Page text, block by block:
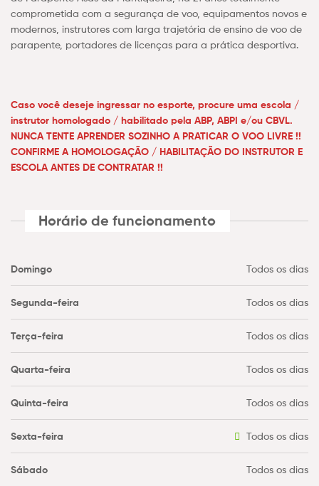
comprometida com a segurança de voo, equipamentos novos e
modernos, instrutores com larga trajetória de ensino de voo de
parapente, portadores de licenças para a prática desportiva.
Caso você deseje ingressar no esporte, procure uma escola /
instrutor homologado / habilitado pela ABP, ABPI e/ou CBVL.
NUNCA TENTE APRENDER SOZINHO A PRATICAR O VOO LIVRE !!
CONFIRME A HOMOLOGAÇÃO / HABILITAÇÃO DO INSTRUTOR E
ESCOLA ANTES DE CONTRATAR !!
Horário de funcionamento
Domingo Todos os dias
Segunda-feira Todos os dias
Terça-feira Todos os dias
Quarta-feira Todos os dias
Quinta-feira Todos os dias
Sexta-feira Todos os dias
Sábado Todos os dias